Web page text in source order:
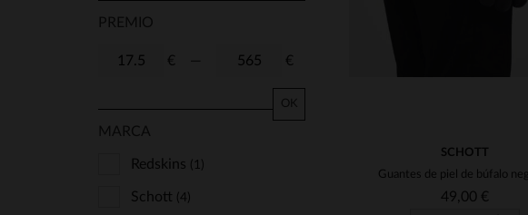
PREMIO
€ €
OK
MARCA
Redskins (1)
Schott (4)
SCHOTT
49,00 €